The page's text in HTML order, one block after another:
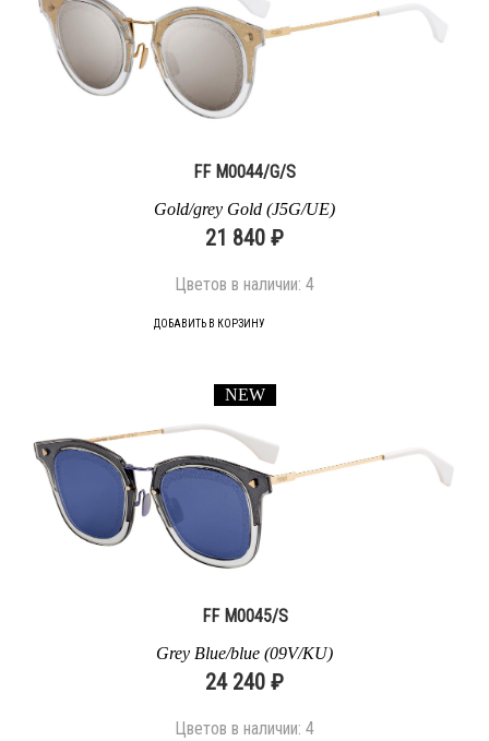
FF M0044/G/S
Gold/grey Gold (J5G/UE)
21 840 ₽
Цветов в наличии: 4
ДОБАВИТЬ В КОРЗИНУ
FF M0045/S
Grey Blue/blue (09V/KU)
24 240 ₽
Цветов в наличии: 4
NEW